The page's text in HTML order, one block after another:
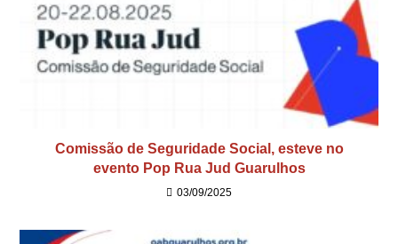
Comissão de Seguridade Social, esteve no
evento Pop Rua Jud Guarulhos
03/09/2025